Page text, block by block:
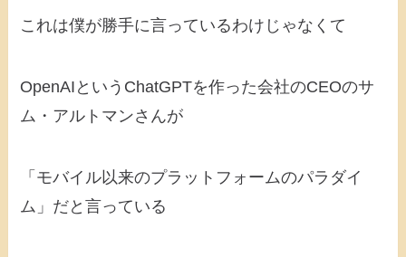
これは僕が勝手に言っているわけじゃなくて
OpenAIというChatGPTを作った会社のCEOのサ
ム・アルトマンさんが
「モバイル以来のプラットフォームのパラダイ
ム」だと言っている